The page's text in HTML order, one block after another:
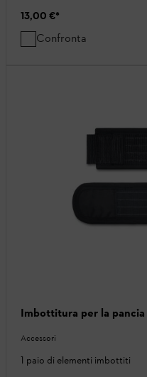
13,00 €*
Confronta
Imbottitura per la pancia
Accessori
1 paio di elementi imbottiti